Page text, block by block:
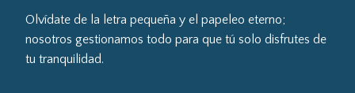
Olvídate de la letra pequeña y el papeleo eterno;
nosotros gestionamos todo para que tú solo disfrutes de
tu tranquilidad.